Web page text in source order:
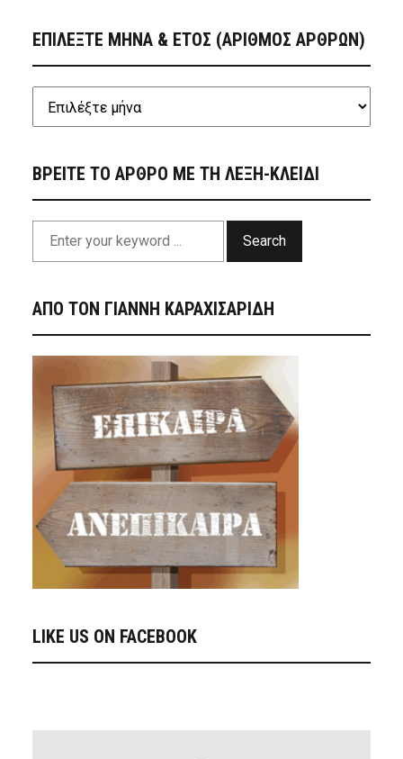
ΕΠΙΛΕΞΤΕ ΜΗΝΑ & ΕΤΟΣ (ΑΡΙΘΜΟΣ ΑΡΘΡΩΝ)
ΒΡΕΙΤΕ ΤΟ ΑΡΘΡΟ ΜΕ ΤΗ ΛΕΞΗ-ΚΛΕΙΔΙ
Search
ΑΠΟ ΤΟΝ ΓΙΑΝΝΗ ΚΑΡΑΧΙΣΑΡΙΔΗ
LIKE US ON FACEBOOK